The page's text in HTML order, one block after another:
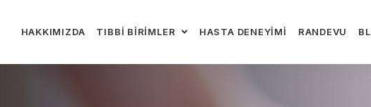
HAKKIMIZDA TIBBI BIRIMLER HASTA DENEYIMI RANDEVU